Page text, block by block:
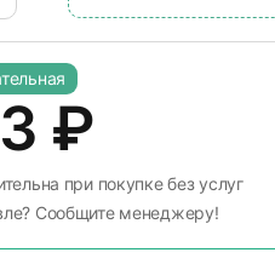
₽
при покупке без услуг
Сообщите менеджеру!